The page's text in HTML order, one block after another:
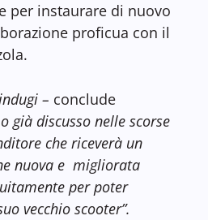
per instaurare di nuovo
proficua con il
– conclude
già discusso nelle scorse
che riceverà un
nuova e migliorata
per poter
vecchio scooter”.